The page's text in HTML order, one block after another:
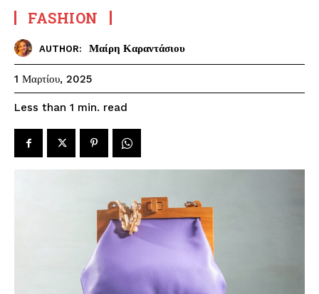
FASHION
AUTHOR: Μαίρη Καραντάσιου
1 Μαρτίου, 2025
Less than 1 min. read